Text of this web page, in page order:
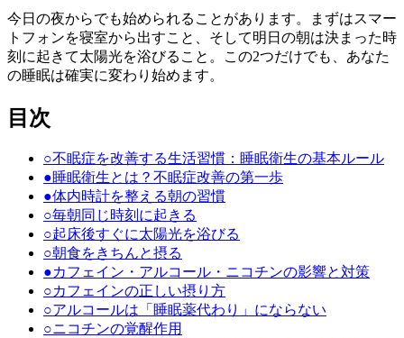
今日の夜からでも始められることがあります。まずはスマー
トフォンを寝室から出すこと、そして明日の朝は決まった時
刻に起きて太陽光を浴びること。この2つだけでも、あなた
の睡眠は確実に変わり始めます。
目次
○不眠症を改善する生活習慣：睡眠衛生の基本ルール
●睡眠衛生とは？不眠症改善の第一歩
●体内時計を整える朝の習慣
○毎朝同じ時刻に起きる
○起床後すぐに太陽光を浴びる
○朝食をきちんと摂る
●カフェイン・アルコール・ニコチンの影響と対策
○カフェインの正しい摂り方
○アルコールは「睡眠薬代わり」にならない
○ニコチンの覚醒作用